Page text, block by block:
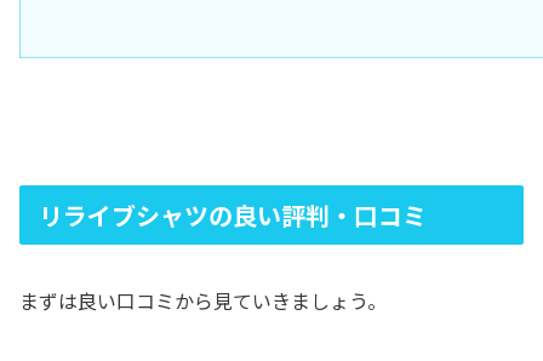
リライブシャツの良い評判・口コミ
まずは良い口コミから見ていきましょう。